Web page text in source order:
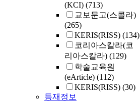
(KCI) (713)
교보문고(스콜라)
(265)
KERIS(RISS) (134)
코리아스칼라(코
리아스칼라) (129)
학술교육원
(eArticle) (112)
KERIS(RISS) (30)
등재정보